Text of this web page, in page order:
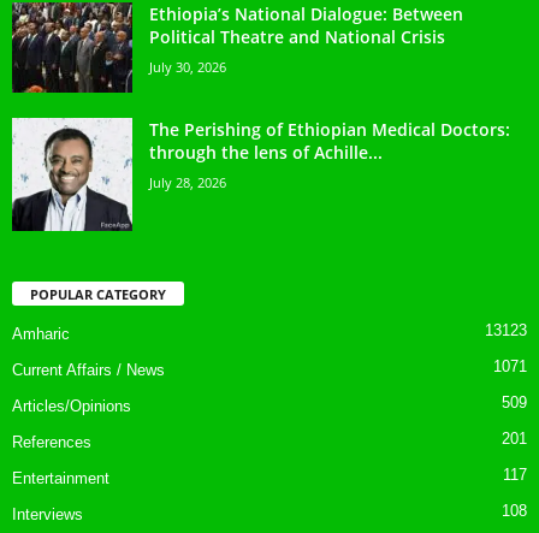
Ethiopia’s National Dialogue: Between
Political Theatre and National Crisis
July 30, 2026
The Perishing of Ethiopian Medical Doctors:
through the lens of Achille...
July 28, 2026
POPULAR CATEGORY
Amharic 13123
Current Affairs / News 1071
Articles/Opinions 509
References 201
Entertainment 117
Interviews 108